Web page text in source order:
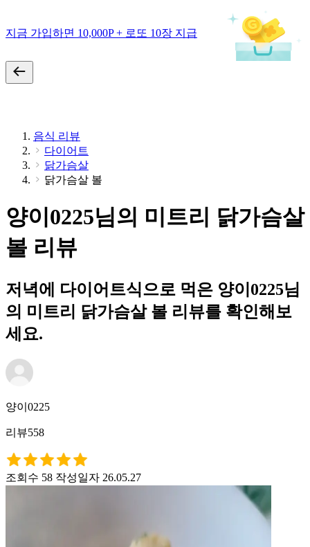
지금 가입하면 10,000P + 로또 10장 지급
음식 리뷰
다이어트
닭가슴살
닭가슴살 볼
양이0225님의 미트리 닭가슴살
볼 리뷰
저녁에 다이어트식으로 먹은 양이0225님
의 미트리 닭가슴살 볼 리뷰를 확인해보
세요.
양이0225
리뷰558
조회수 58 작성일자 26.05.27